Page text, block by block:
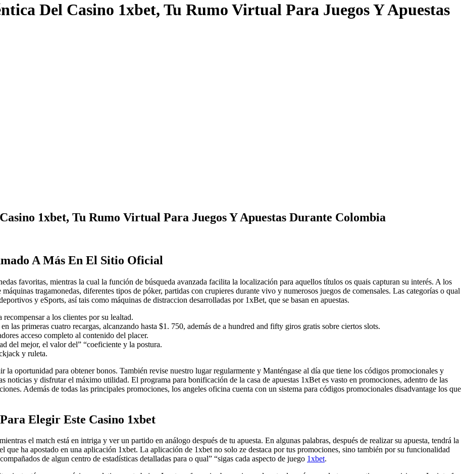
Del Casino 1xbet, Tu Rumo Virtual Para Juegos Y Apuestas
1xbet, Tu Rumo Virtual Para Juegos Y Apuestas Durante Colombia
A Más En El Sitio Oficial
favoritas, mientras la cual la función de búsqueda avanzada facilita la localización para aquellos títulos os quais capturan su interés. A los
tragamonedas, diferentes tipos de póker, partidas con crupieres durante vivo y numerosos juegos de comensales. Las categorías o qual
y eSports, así tais como máquinas de distraccion desarrolladas por 1xBet, que se basan en apuestas.
a los clientes por su lealtad.
las primeras cuatro recargas, alcanzando hasta $1. 750, además de a hundred and fifty giros gratis sobre ciertos slots.
acceso completo al contenido del placer.
del mejor, el valor del” “coeficiente y la postura.
y ruleta.
la oportunidad para obtener bonos. También revise nuestro lugar regularmente y Manténgase al día que tiene los códigos promocionales y
noticias y disfrutar el máximo utilidad. El programa para bonificación de la casa de apuestas 1xBet es vasto en promociones, adentro de las
Además de todas las principales promociones, los angeles oficina cuenta con un sistema para códigos promocionales disadvantage los que
Elegir Este Casino 1xbet
el match está en intriga y ver un partido en análogo después de tu apuesta. En algunas palabras, después de realizar su apuesta, tendrá la
ha apostado en una aplicación 1xbet. La aplicación de 1xbet no solo ze destaca por tus promociones, sino también por su funcionalidad
de algun centro de estadísticas detalladas para o qual” “sigas cada aspecto de juego 1xbet.